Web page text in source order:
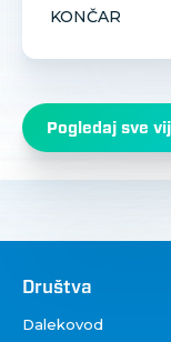
KONČAR
Pogledaj sve
Društva
Društva
Dalekovod